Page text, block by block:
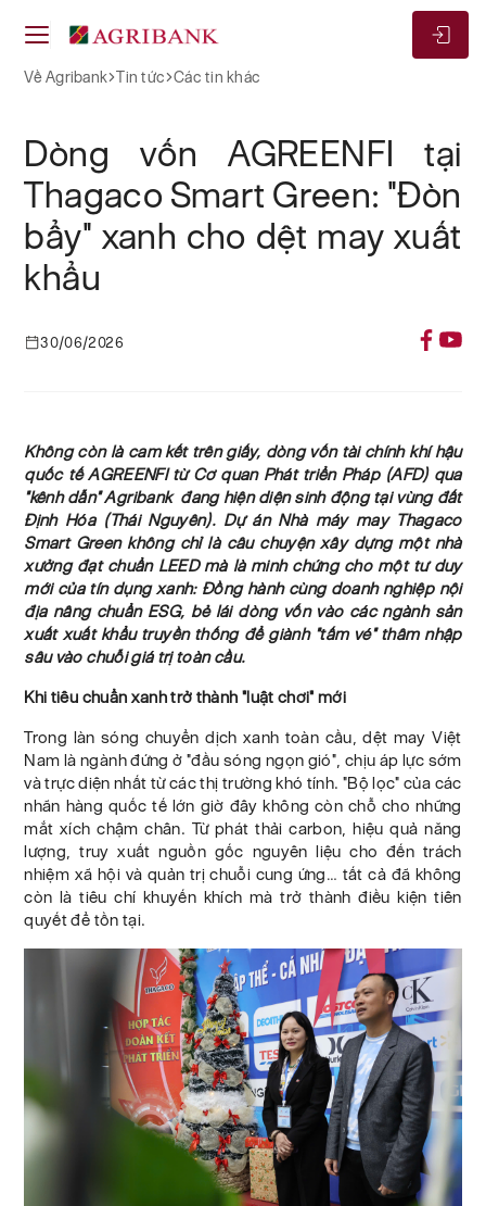
Về Agribank Tin tức Các tin khác
Dòng vốn AGREENFI tại
Thagaco Smart Green: "Đòn
bẩy" xanh cho dệt may xuất
khẩu
30/06/2026
Không còn là cam kết trên giấy, dòng vốn tài chính khí hậu
quốc tế AGREENFI từ Cơ quan Phát triển Pháp (AFD) qua
"kênh dẫn" Agribank đang hiện diện sinh động tại vùng đất
Định Hóa (Thái Nguyên). Dự án Nhà máy may Thagaco
Smart Green không chỉ là câu chuyện xây dựng một nhà
xưởng đạt chuẩn LEED mà là minh chứng cho một tư duy
mới của tín dụng xanh: Đồng hành cùng doanh nghiệp nội
địa nâng chuẩn ESG, bẻ lái dòng vốn vào các ngành sản
xuất xuất khẩu truyền thống để giành "tấm vé" thâm nhập
sâu vào chuỗi giá trị toàn cầu.
Khi tiêu chuẩn xanh trở thành "luật chơi" mới
Trong làn sóng chuyển dịch xanh toàn cầu, dệt may Việt
Nam là ngành đứng ở "đầu sóng ngọn gió", chịu áp lực sớm
và trực diện nhất từ các thị trường khó tính. "Bộ lọc" của các
nhãn hàng quốc tế lớn giờ đây không còn chỗ cho những
mắt xích chậm chân. Từ phát thải carbon, hiệu quả năng
lượng, truy xuất nguồn gốc nguyên liệu cho đến trách
nhiệm xã hội và quản trị chuỗi cung ứng… tất cả đã không
còn là tiêu chí khuyến khích mà trở thành điều kiện tiên
quyết để tồn tại.